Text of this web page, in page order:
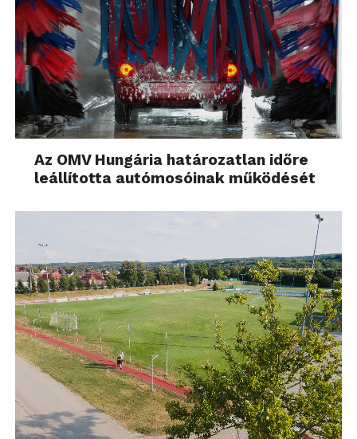
Az OMV Hungária határozatlan időre
leállította autómosóinak működését